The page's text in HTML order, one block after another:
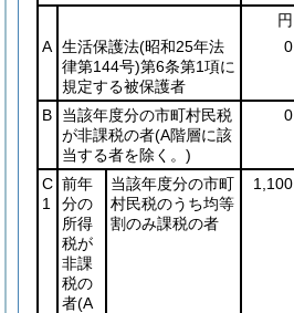
円
A 生活保護法(昭和25年法
律第144号)第6条第1項に
規定する被保護者
0
B
当該年度分の市町村民税
が非課税の者(A階層に該
当する者を除く。)
0
C
1
前年
分の
所得
税が
非課
税の
者(A
当該年度分の市町
村民税のうち均等
割のみ課税の者
1,100